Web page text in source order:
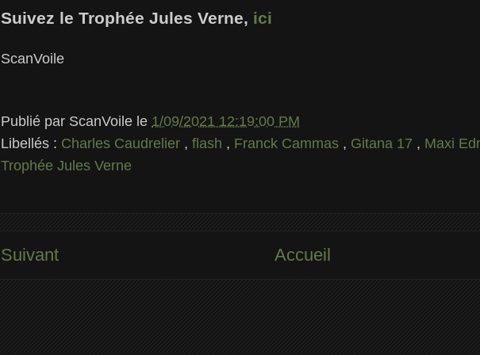
Suivez le Trophée Jules Verne, ici
ScanVoile
Publié par ScanVoile le 1/09/2021 12:19:00 PM
Libellés : Charles Caudrelier , flash , Franck Cammas , Gitana 17 , Maxi
Trophée Jules Verne
Suivant Accueil